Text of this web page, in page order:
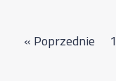
« Poprzednie 1